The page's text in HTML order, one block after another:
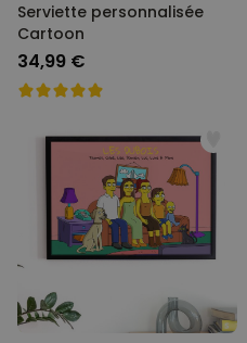
Serviette personnalisée
Cartoon
34,99 €